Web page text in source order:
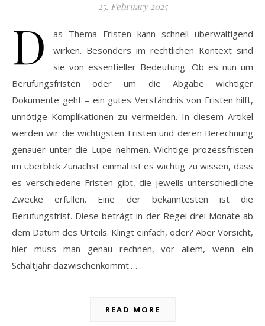
25. February 2025
D
as Thema Fristen kann schnell überwältigend
wirken. Besonders im rechtlichen Kontext sind
sie von essentieller Bedeutung. Ob es nun um
Berufungsfristen oder um die Abgabe wichtiger
Dokumente geht – ein gutes Verständnis von Fristen hilft,
unnötige Komplikationen zu vermeiden. In diesem Artikel
werden wir die wichtigsten Fristen und deren Berechnung
genauer unter die Lupe nehmen. Wichtige prozessfristen
im überblick Zunächst einmal ist es wichtig zu wissen, dass
es verschiedene Fristen gibt, die jeweils unterschiedliche
Zwecke erfüllen. Eine der bekanntesten ist die
Berufungsfrist. Diese beträgt in der Regel drei Monate ab
dem Datum des Urteils. Klingt einfach, oder? Aber Vorsicht,
hier muss man genau rechnen, vor allem, wenn ein
Schaltjahr dazwischenkommt.…
READ MORE